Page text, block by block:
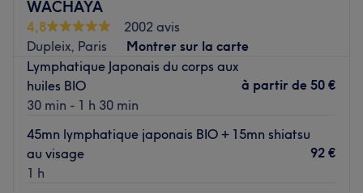
Transports publics les plus proches
L'institut est tout près de la station de métro Lourmel
(ligne 8).
accueille et vous conseille.
Nos coups de cœur :
WACHAYA
4,8
2002 avis
Dupleix, Paris
Montrer sur la carte
Lymphatique Japonais du corps aux
huiles BIO
30 min - 1 h 30 min
à partir de 50 €
45mn lymphatique japonais BIO + 15mn shiatsu
au visage
1 h
92 €